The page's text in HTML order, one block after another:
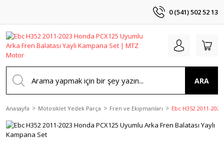
0 (541) 502 52 13
ARA
Anasayfa Motosiklet Yedek Parça Fren ve Ekipmanları Ebc H352 2011-